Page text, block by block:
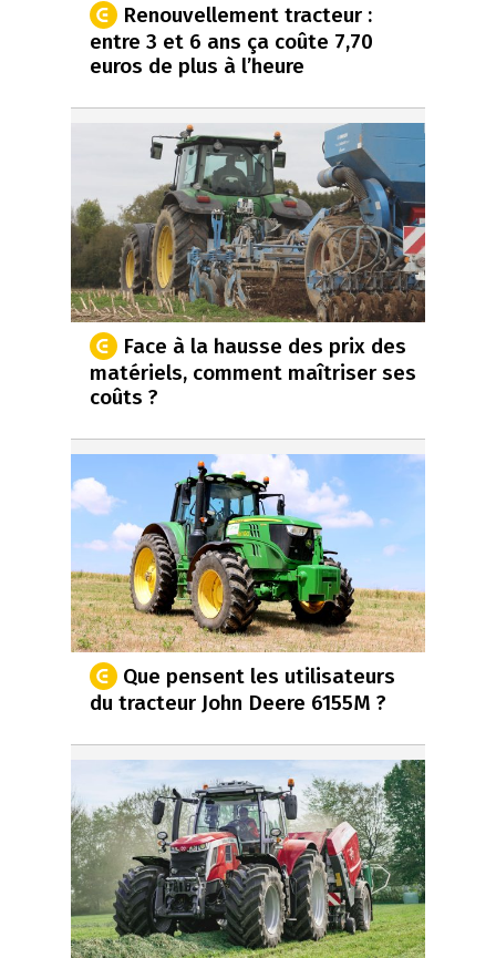
Renouvellement tracteur :
entre 3 et 6 ans ça coûte 7,70
euros de plus à l’heure
Face à la hausse des prix des
matériels, comment maîtriser ses
coûts ?
Que pensent les utilisateurs
du tracteur John Deere 6155M ?